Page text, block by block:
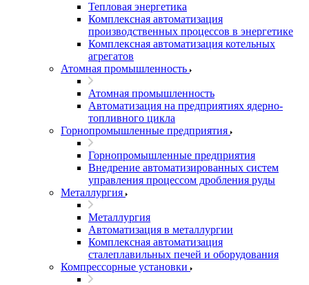
Тепловая энергетика
Комплексная автоматизация
производственных процессов в энергетике
Комплексная автоматизация котельных
агрегатов
Атомная промышленность
Атомная промышленность
Автоматизация на предприятиях ядерно-
топливного цикла
Горнопромышленные предприятия
Горнопромышленные предприятия
Внедрение автоматизированных систем
управления процессом дробления руды
Металлургия
Металлургия
Автоматизация в металлургии
Комплексная автоматизация
сталеплавильных печей и оборудования
Компрессорные установки